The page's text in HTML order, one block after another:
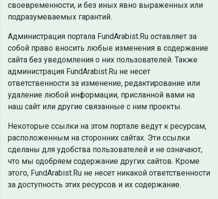
своевременности, и без иных явно выраженных или
подразумеваемых гарантий.
Администрация портала FundArabist.Ru оставляет за
собой право вносить любые изменения в содержание
сайта без уведомления о них пользователей. Также
администрация FundArabist.Ru не несет
ответственности за изменение, редактирование или
удаление любой информации, присланной вами на
наш сайт или другие связанные с ним проекты.
Некоторые ссылки на этом портале ведут к ресурсам,
расположенным на сторонних сайтах. Эти ссылки
сделаны для удобства пользователей и не означают,
что мы одобряем содержание других сайтов. Кроме
этого, FundArabist.Ru не несет никакой ответственности
за доступность этих ресурсов и их содержание.